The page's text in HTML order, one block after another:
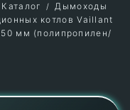
Каталог
Дымоходы
котлов Vaillant
мм (полипропилен/